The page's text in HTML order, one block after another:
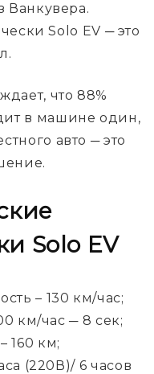
Ванкувера.
Solo EV ─ это
что 88%
в машине один,
авто ─ это
Solo EV
– 130 км/час;
км/час ─ 8 сек;
160 км;
(220В)/ 6 часов